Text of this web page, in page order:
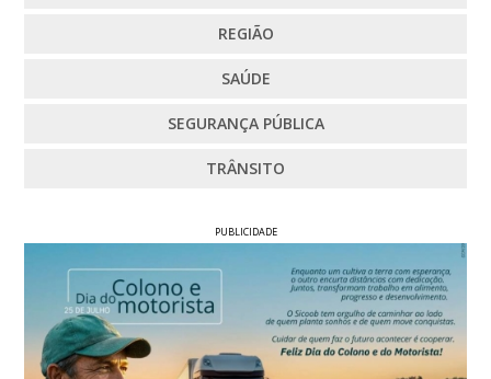
REGIÃO
SAÚDE
SEGURANÇA PÚBLICA
TRÂNSITO
PUBLICIDADE